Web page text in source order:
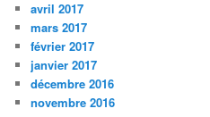
avril 2017
mars 2017
février 2017
janvier 2017
décembre 2016
novembre 2016